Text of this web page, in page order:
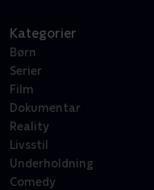
Kategorier
Børn
Serier
Film
Dokumentar
Reality
Livsstil
Underholdning
Comedy